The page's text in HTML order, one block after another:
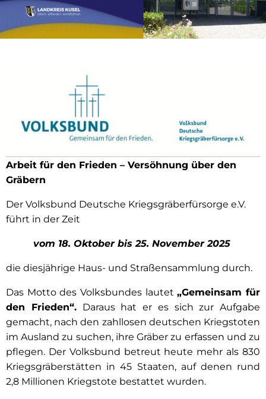
Arbeit für den Frieden – Versöhnung über den
Gräbern
Der Volksbund Deutsche Kriegsgräberfürsorge e.V.
führt in der Zeit
vom 18. Oktober bis 25. November 2025
die diesjährige Haus- und Straßensammlung durch.
Das Motto des Volksbundes lautet„Gemeinsam für
den Frieden“.Daraus hat er es sich zur Aufgabe
gemacht, nach den zahllosen deutschen Kriegstoten
im Ausland zu suchen, ihre Gräber zu erfassen und zu
pflegen. Der Volksbund betreut heute mehr als 830
Kriegsgräberstätten in 45 Staaten, auf denen rund
2,8 Millionen Kriegstote bestattet wurden.